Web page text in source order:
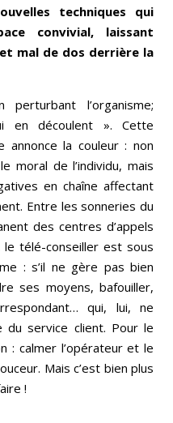
techniques qui
convivial, laissant
mal de dos derrière la
l’organisme;
en découlent ». Cette
annonce la couleur : non
moral de l’individu, mais
en chaîne affectant
Entre les sonneries du
des centres d’appels
le télé-conseiller est sous
: s’il ne gère pas bien
ses moyens, bafouiller,
qui, lui, ne
du service client. Pour le
: calmer l’opérateur et le
Mais c’est bien plus
!